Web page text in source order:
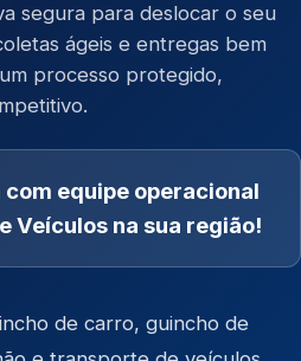
segura para deslocar o seu
ágeis e entregas bem
processo protegido,
equipe operacional
Veículos na sua região!
de carro, guincho de